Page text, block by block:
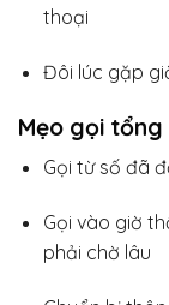
thoại
Đôi lúc gặp
Mẹo gọi tổng
Gọi từ số đã
Gọi vào giờ
phải chờ lâu